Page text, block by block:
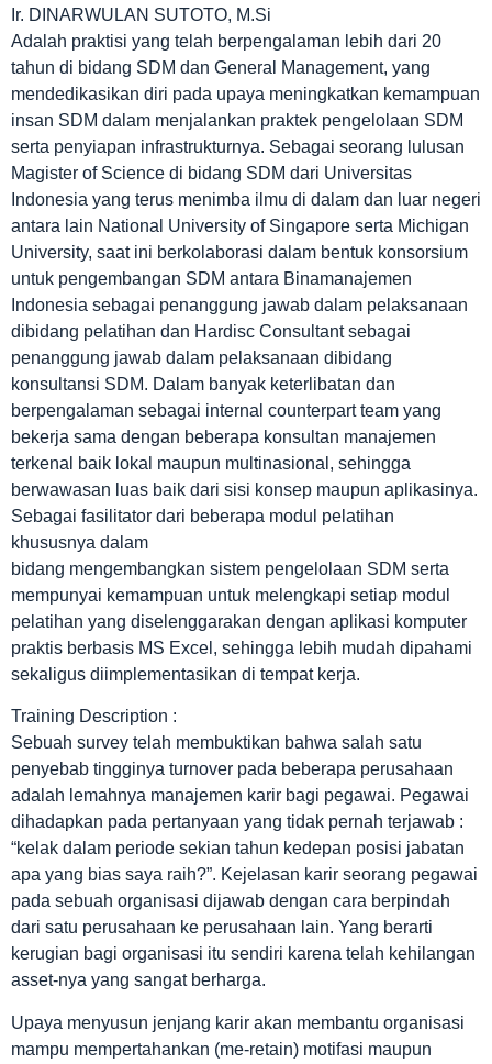
Ir. DINARWULAN SUTOTO, M.Si
Adalah praktisi yang telah berpengalaman lebih dari 20
tahun di bidang SDM dan General Management, yang
mendedikasikan diri pada upaya meningkatkan kemampuan
insan SDM dalam menjalankan praktek pengelolaan SDM
serta penyiapan infrastrukturnya. Sebagai seorang lulusan
Magister of Science di bidang SDM dari Universitas
Indonesia yang terus menimba ilmu di dalam dan luar negeri
antara lain National University of Singapore serta Michigan
University, saat ini berkolaborasi dalam bentuk konsorsium
untuk pengembangan SDM antara Binamanajemen
Indonesia sebagai penanggung jawab dalam pelaksanaan
dibidang pelatihan dan Hardisc Consultant sebagai
penanggung jawab dalam pelaksanaan dibidang
konsultansi SDM. Dalam banyak keterlibatan dan
berpengalaman sebagai internal counterpart team yang
bekerja sama dengan beberapa konsultan manajemen
terkenal baik lokal maupun multinasional, sehingga
berwawasan luas baik dari sisi konsep maupun aplikasinya.
Sebagai fasilitator dari beberapa modul pelatihan
khususnya dalam
bidang mengembangkan sistem pengelolaan SDM serta
mempunyai kemampuan untuk melengkapi setiap modul
pelatihan yang diselenggarakan dengan aplikasi komputer
praktis berbasis MS Excel, sehingga lebih mudah dipahami
sekaligus diimplementasikan di tempat kerja.
Training Description :
Sebuah survey telah membuktikan bahwa salah satu
penyebab tingginya turnover pada beberapa perusahaan
adalah lemahnya manajemen karir bagi pegawai. Pegawai
dihadapkan pada pertanyaan yang tidak pernah terjawab :
“kelak dalam periode sekian tahun kedepan posisi jabatan
apa yang bias saya raih?”. Kejelasan karir seorang pegawai
pada sebuah organisasi dijawab dengan cara berpindah
dari satu perusahaan ke perusahaan lain. Yang berarti
kerugian bagi organisasi itu sendiri karena telah kehilangan
asset-nya yang sangat berharga.
Upaya menyusun jenjang karir akan membantu organisasi
mampu mempertahankan (me-retain) motifasi maupun